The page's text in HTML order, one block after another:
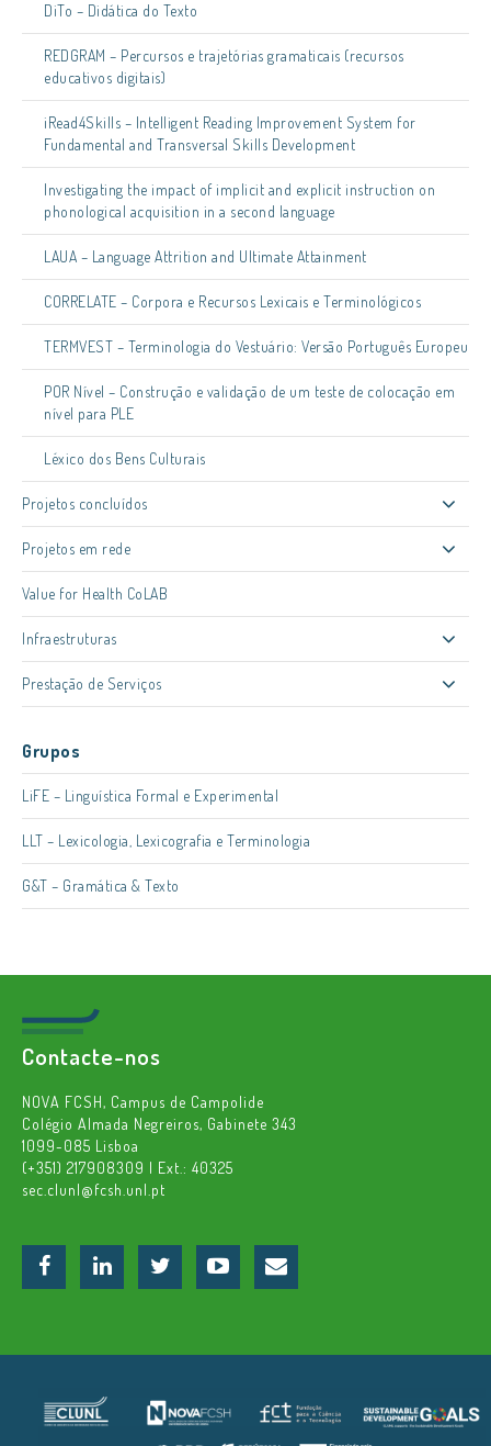
DiTo – Didática do Texto
REDGRAM – Percursos e trajetórias gramaticais (recursos
educativos digitais)
iRead4Skills – Intelligent Reading Improvement System for
Fundamental and Transversal Skills Development
Investigating the impact of implicit and explicit instruction on
phonological acquisition in a second language
LAUA – Language Attrition and Ultimate Attainment
CORRELATE – Corpora e Recursos Lexicais e Terminológicos
TERMVEST – Terminologia do Vestuário: Versão Português Europeu
POR Nível – Construção e validação de um teste de colocação em
nível para PLE
Léxico dos Bens Culturais
Projetos concluídos
Projetos em rede
Value for Health CoLAB
Infraestruturas
Prestação de Serviços
Grupos
LiFE – Linguística Formal e Experimental
LLT – Lexicologia, Lexicografia e Terminologia
G&T – Gramática & Texto
Contacte-nos
NOVA FCSH, Campus de Campolide
Colégio Almada Negreiros, Gabinete 343
1099-085 Lisboa
(+351) 217908309 | Ext.: 40325
sec.clunl@fcsh.unl.pt